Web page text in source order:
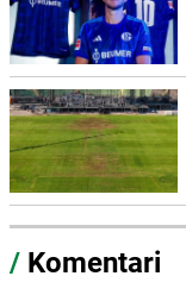
/ Komentari